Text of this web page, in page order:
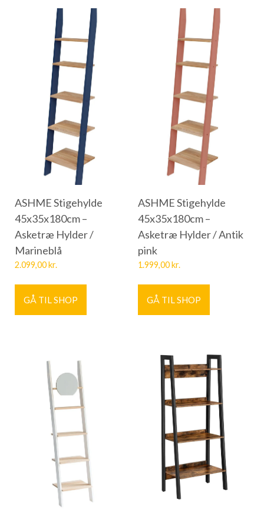
ASHME Stigehylde
45x35x180cm –
Asketræ Hylder /
Marineblå
2.099,00kr.
GÅ TIL SHOP
ASHME Stigehylde
45x35x180cm –
Asketræ Hylder / Antik
pink
1.999,00kr.
GÅ TIL SHOP